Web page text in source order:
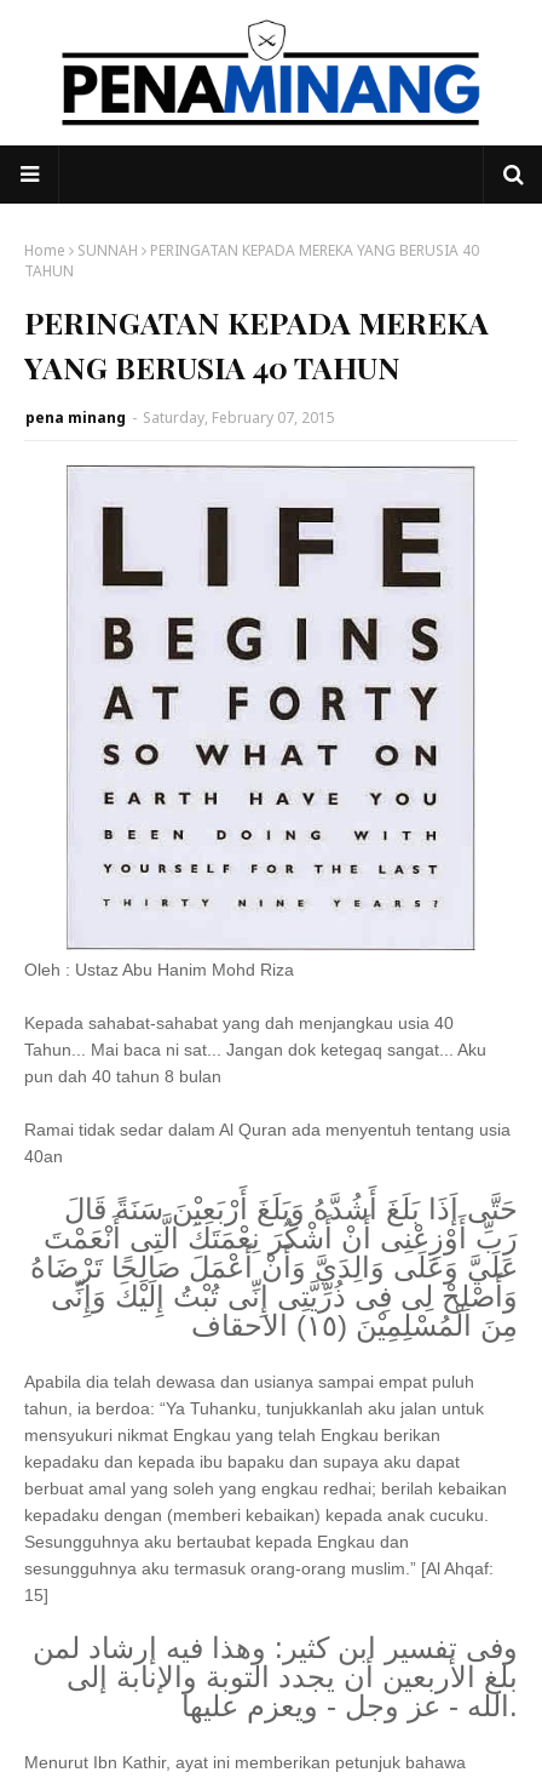
Home SUNNAH
PERINGATAN KEPADA MEREKA YANG BERUSIA 40
TAHUN
PERINGATAN KEPADA MEREKA
YANG BERUSIA 40 TAHUN
pena minang - Saturday, February 07, 2015
Oleh : Ustaz Abu Hanim Mohd Riza
Kepada sahabat-sahabat yang dah menjangkau usia 40
Tahun... Mai baca ni sat... Jangan dok ketegaq sangat... Aku
pun dah 40 tahun 8 bulan
Ramai tidak sedar dalam Al Quran ada menyentuh tentang usia
40an
حَتَّى إَذَا بَلَغَ أَشُدَّهُ وَبَلَغَ أَرْبَعِيْنَ سَنَةً قَالَ
رَبِّ أَوْزِعْنِى أَنْ أَشْكُرَ نِعْمَتَكَ الَّتِى أَنْعَمْتَ
عَلَيَّ وَعَلَى وَالِدَيَّ وَأَنْ أَعْمَلَ صَالِحًا تَرْضَاهُ
وَأَصْلِحْ لِى فِى ذُرِّيَّتِى إِنِّى تُبْتُ إِلَيْكَ وَإِنِّى
مِنَ الْمُسْلِمِيْنَ (١٥) الاحقاف
Apabila dia telah dewasa dan usianya sampai empat puluh
tahun, ia berdoa: “Ya Tuhanku, tunjukkanlah aku jalan untuk
mensyukuri nikmat Engkau yang telah Engkau berikan
kepadaku dan kepada ibu bapaku dan supaya aku dapat
berbuat amal yang soleh yang engkau redhai; berilah kebaikan
kepadaku dengan (memberi kebaikan) kepada anak cucuku.
Sesungguhnya aku bertaubat kepada Engkau dan
sesungguhnya aku termasuk orang-orang muslim.” [Al Ahqaf:
15]
وفى تفسير ابن كثير: وهذا فيه إرشاد لمن
بلغ الأربعين أن يجدد التوبة والإنابة إلى
الله - عز وجل - ويعزم عليها.
Menurut Ibn Kathir, ayat ini memberikan petunjuk bahawa